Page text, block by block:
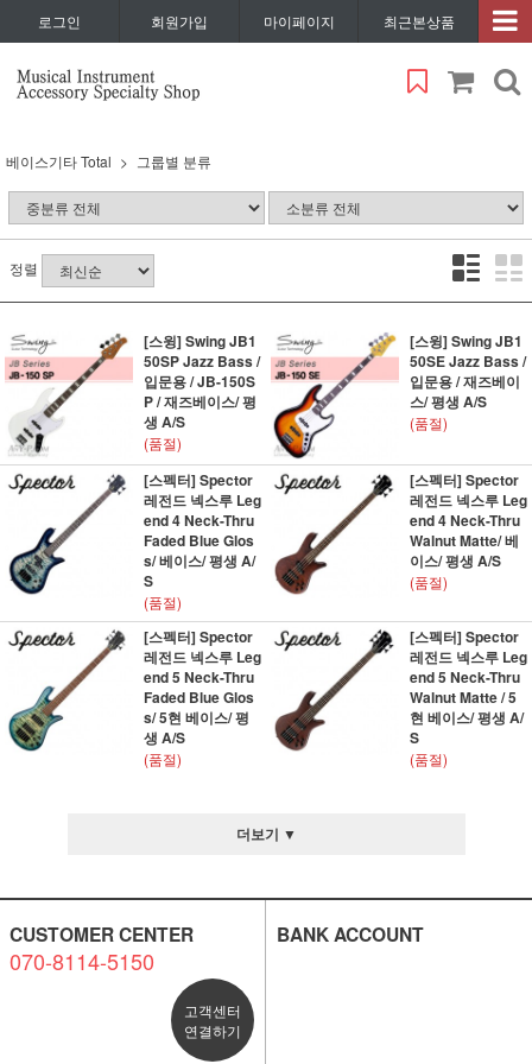
로그인 회원가입 마이페이지 최근본상품
베이스기타 Total 그룹별 분류
정렬
[스윙] Swing JB1
50SP Jazz Bass /
입문용 / JB-150S
P / 재즈베이스/ 평
생 A/S
(품절)
[스윙] Swing JB1
50SE Jazz Bass /
입문용 / 재즈베이
스/ 평생 A/S
(품절)
[스펙터] Spector
레전드 넥스루 Leg
end 4 Neck-Thru
Faded Blue Glos
s/ 베이스/ 평생 A/
S
(품절)
[스펙터] Spector
레전드 넥스루 Leg
end 4 Neck-Thru
Walnut Matte/ 베
이스/ 평생 A/S
(품절)
[스펙터] Spector
레전드 넥스루 Leg
end 5 Neck-Thru
Faded Blue Glos
s/ 5현 베이스/ 평
생 A/S
(품절)
[스펙터] Spector
레전드 넥스루 Leg
end 5 Neck-Thru
Walnut Matte / 5
현 베이스/ 평생 A/
S
(품절)
더보기 ▼
CUSTOMER CENTER
070-8114-5150
고객센터
연결하기
BANK ACCOUNT